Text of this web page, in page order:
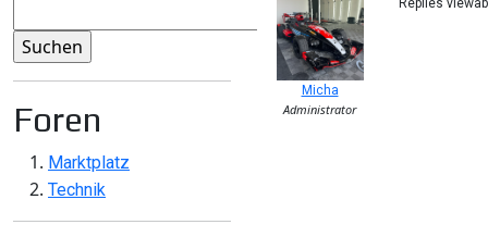
Foren
Marktplatz
Technik
Micha
Administrator
Replies